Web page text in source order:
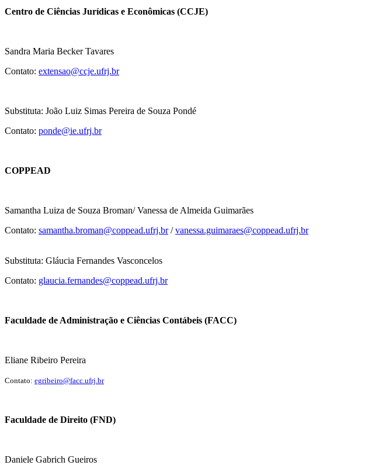
Centro de Ciências Jurídicas e Econômicas (CCJE)
Sandra Maria Becker Tavares
Contato: extensao@ccje.ufrj.br
Substituta: João Luiz Simas Pereira de Souza Pondé
Contato: ponde@ie.ufrj.br
COPPEAD
Samantha Luiza de Souza Broman/ Vanessa de Almeida Guimarães
Contato: samantha.broman@coppead.ufrj.br/vanessa.guimaraes@coppead.ufrj.br
Substituta: Gláucia Fernandes Vasconcelos
Contato: glaucia.fernandes@coppead.ufrj.br
Faculdade de Administração e Ciências Contábeis (FACC)
Eliane Ribeiro Pereira
Contato: egribeiro@facc.ufrj.br
Faculdade de Direito (FND)
Daniele Gabrich Gueiros